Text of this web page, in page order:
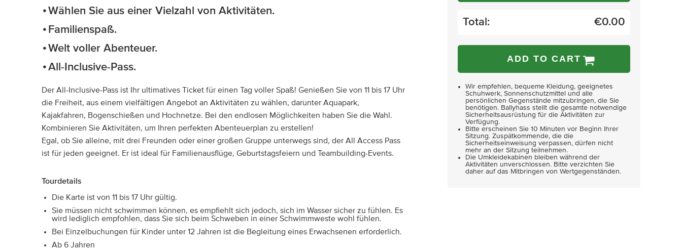
Wählen Sie aus einer Vielzahl von Aktivitäten.
Familienspaß.
Welt voller Abenteuer.
All-Inclusive-Pass.
Der All-Inclusive-Pass ist Ihr ultimatives Ticket für einen Tag voller Spaß! Genießen Sie von 11 bis 17 Uhr
die Freiheit, aus einem vielfältigen Angebot an Aktivitäten zu wählen, darunter Aquapark,
Kajakfahren, Bogenschießen und Hochnetze. Bei den endlosen Möglichkeiten haben Sie die Wahl.
Kombinieren Sie Aktivitäten, um Ihren perfekten Abenteuerplan zu erstellen!
Egal, ob Sie alleine, mit drei Freunden oder einer großen Gruppe unterwegs sind, der All Access Pass
ist für jeden geeignet. Er ist ideal für Familienausflüge, Geburtstagsfeiern und Teambuilding-Events.
Tourdetails
Die Karte ist von 11 bis 17 Uhr gültig.
Sie müssen nicht schwimmen können, es empfiehlt sich jedoch, sich im Wasser sicher zu fühlen. Es
wird lediglich empfohlen, dass Sie sich beim Schweben in einer Schwimmweste wohl fühlen.
Bei Einzelbuchungen für Kinder unter 12 Jahren ist die Begleitung eines Erwachsenen erforderlich.
Ab 6 Jahren
Total: €0.00
ADD TO CART
Wir empfehlen, bequeme Kleidung, geeignetes
Schuhwerk, Sonnenschutzmittel und alle
persönlichen Gegenstände mitzubringen, die Sie
benötigen. Ballyhass stellt die gesamte notwendige
Sicherheitsausrüstung für die Aktivitäten zur
Verfügung.
Bitte erscheinen Sie 10 Minuten vor Beginn Ihrer
Sitzung. Zuspätkommende, die die
Sicherheitseinweisung verpassen, dürfen nicht
mehr an der Sitzung teilnehmen.
Die Umkleidekabinen bleiben während der
Aktivitäten unverschlossen. Bitte verzichten Sie
daher auf das Mitbringen von Wertgegenständen.